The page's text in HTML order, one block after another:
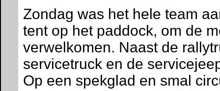
Zondag was het hele team
tent op het paddock, om de
verwelkomen. Naast de
servicetruck en de
Op een spekglad en smal